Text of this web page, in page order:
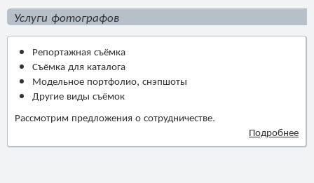
Услуги фотографов
Репортажная съёмка
Съёмка для каталога
Модельное портфолио, снэпшоты
Другие виды съёмок
Рассмотрим предложения о сотрудничестве.
Подробнее